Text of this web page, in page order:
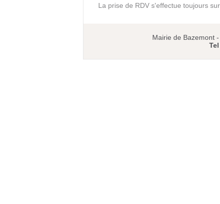
La prise de RDV s'effectue toujours
Mairie de Bazemont